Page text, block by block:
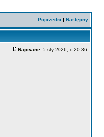
Poprzedni | Następny
Napisane: 2 sty 2026, o 20:36